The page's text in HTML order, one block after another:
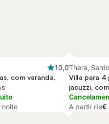
10,0
com varanda,
noite
Thera,
Villa para 4
jacuzzi,
A partir de€